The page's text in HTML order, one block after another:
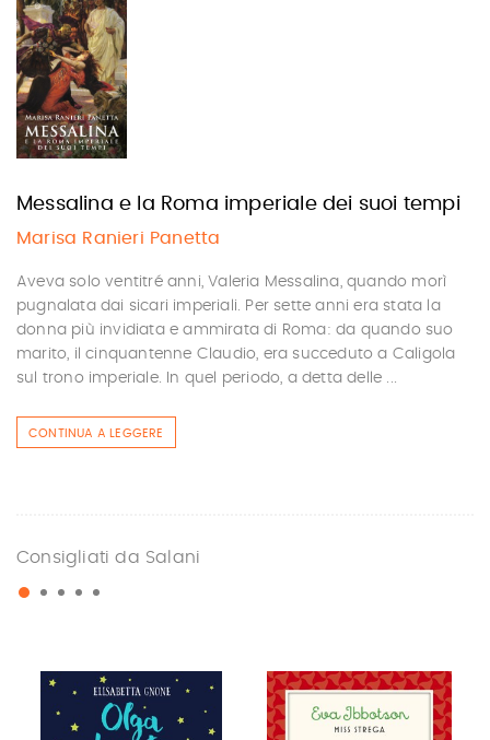
Messalina e la Roma imperiale dei suoi tempi
Marisa Ranieri Panetta
Aveva solo ventitré anni, Valeria Messalina, quando morì
pugnalata dai sicari imperiali. Per sette anni era stata la
donna più invidiata e ammirata di Roma: da quando suo
marito, il cinquantenne Claudio, era succeduto a Caligola
sul trono imperiale. In quel periodo, a detta delle ...
CONTINUA A LEGGERE
Consigliati da Salani